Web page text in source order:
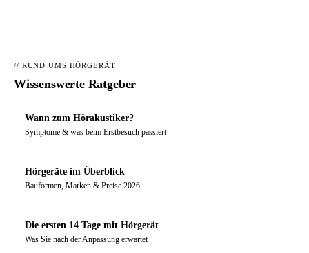
// RUND UMS HÖRGERÄT
Wissenswerte Ratgeber
Wann zum Hörakustiker?
Symptome & was beim Erstbesuch passiert
Hörgeräte im Überblick
Bauformen, Marken & Preise 2026
Die ersten 14 Tage mit Hörgerät
Was Sie nach der Anpassung erwartet